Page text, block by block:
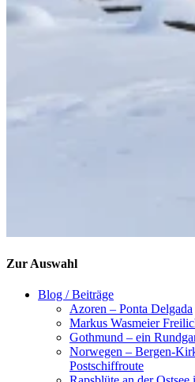
Zur Auswahl
Blog / Beiträge
Azoren – Ponta Delgada
Markus Wasmeier
Gothmund – ein
Norwegen – Bergen-
Postschiffroute